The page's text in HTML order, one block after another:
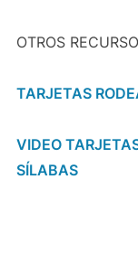
OTROS
TARJETAS
VIDEO
SÍLABAS